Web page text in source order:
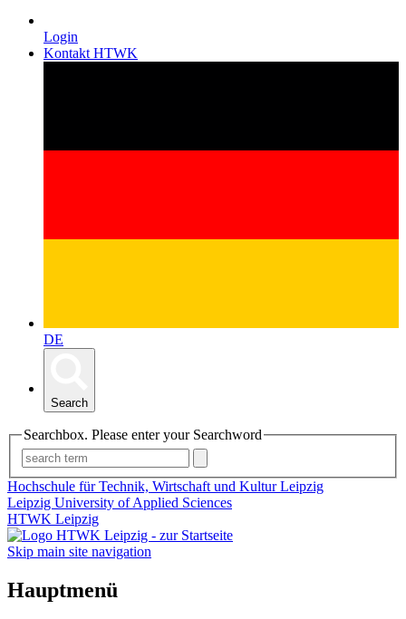
Login
Kontakt HTWK
DE
Search
Searchbox. Please enter your Searchword
Hochschule für Technik, Wirtschaft und Kultur Leipzig
Leipzig University of Applied Sciences
HTWK Leipzig
Skip main site navigation
Hauptmenü